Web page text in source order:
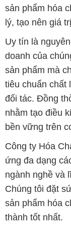
sản phẩm hóa
lý, tạo nên giá
Uy tín là
doanh của
sản phẩm mà
tiêu chuẩn chất
đối tác. Đồng
nhằm tạo điều
bền vững trên
Công ty Hóa
ứng đa dạng
ngành nghề và
Chúng tôi đặt
sản phẩm hóa
thành tốt nhất.